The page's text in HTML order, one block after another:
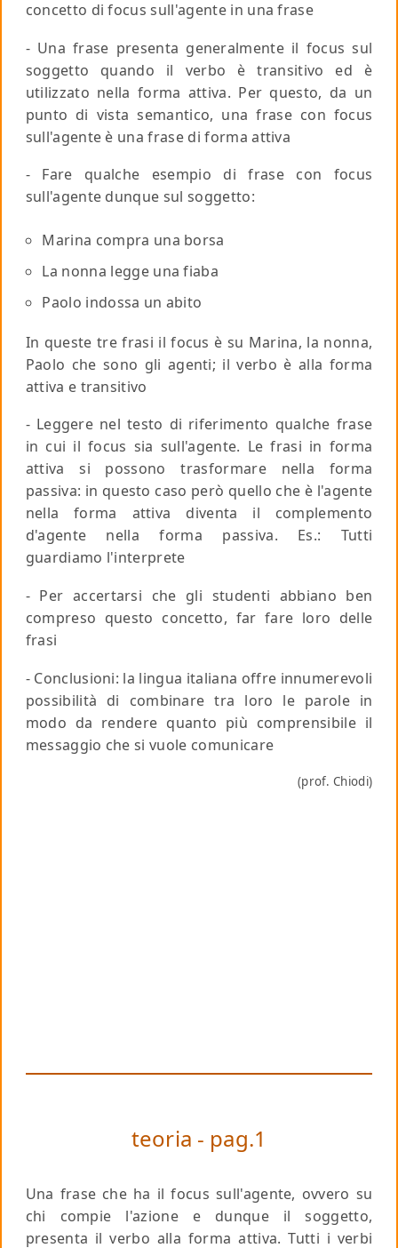
concetto di focus sull'agente in una frase
- Una frase presenta generalmente il focus sul
soggetto quando il verbo è transitivo ed è
utilizzato nella forma attiva. Per questo, da un
punto di vista semantico, una frase con focus
sull'agente è una frase di forma attiva
- Fare qualche esempio di frase con focus
sull'agente dunque sul soggetto:
Marina compra una borsa
La nonna legge una fiaba
Paolo indossa un abito
In queste tre frasi il focus è su Marina, la nonna,
Paolo che sono gli agenti; il verbo è alla forma
attiva e transitivo
- Leggere nel testo di riferimento qualche frase
in cui il focus sia sull'agente. Le frasi in forma
attiva si possono trasformare nella forma
passiva: in questo caso però quello che è l'agente
nella forma attiva diventa il complemento
d'agente nella forma passiva. Es.: Tutti
guardiamo l'interprete
- Per accertarsi che gli studenti abbiano ben
compreso questo concetto, far fare loro delle
frasi
- Conclusioni: la lingua italiana offre innumerevoli
possibilità di combinare tra loro le parole in
modo da rendere quanto più comprensibile il
messaggio che si vuole comunicare
(prof. Chiodi)
teoria - pag.1
Una frase che ha il focus sull'agente, ovvero su
chi compie l'azione e dunque il soggetto,
presenta il verbo alla forma attiva. Tutti i verbi